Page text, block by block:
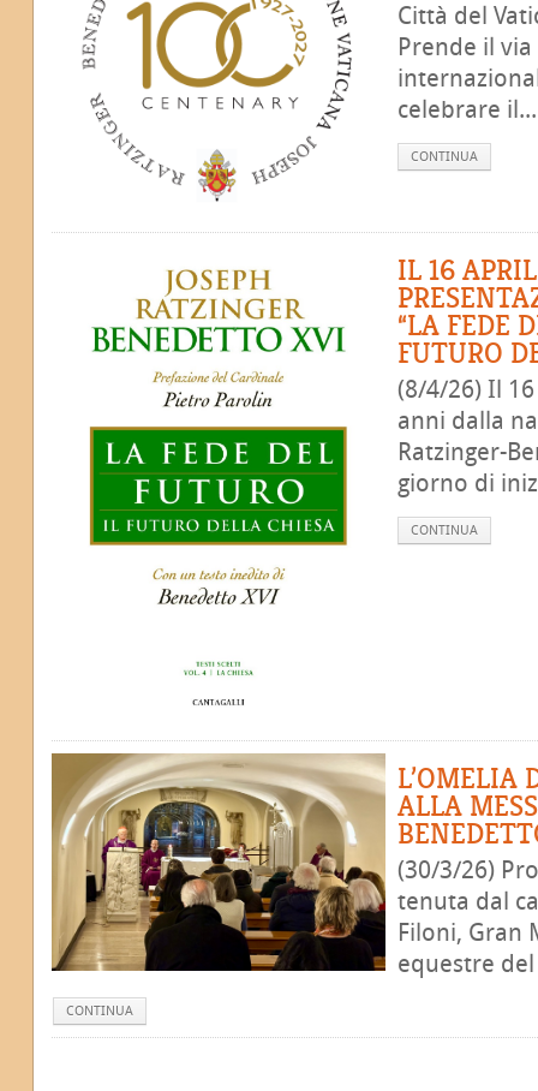
Città del
Prende il
celebrare il...
CONTINUA
IL 16
“LA FEDE
FUTURO
(8/4/26) Il
anni dalla
Ratzinger-
giorno di
CONTINUA
L’OMELIA
ALLA
(30/3/26)
tenuta dal
Filoni, Gran
equestre del
CONTINUA